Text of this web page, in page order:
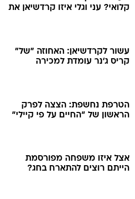
קלואי? עני וגלי איזו קרדשיאן את
עשור לקרדשיאן: האחוזה "של"
קריס ג'נר עומדת למכירה
הטרפת נחשפת: הצצה לפרק
הראשון של "החיים על פי קיילי"
אצל איזו משפחה מפורסמת
הייתם רוצים להתארח בחג?